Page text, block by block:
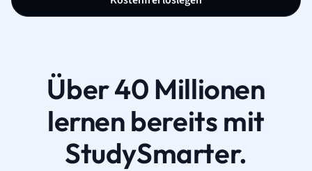
Über 40 Millionen
lernen bereits mit
StudySmarter.